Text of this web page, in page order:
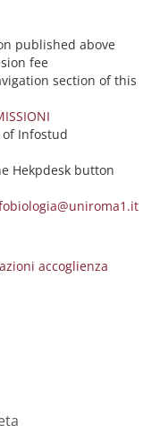
published above
fee
section of this
Infostud
Hekpdesk button
accoglienza